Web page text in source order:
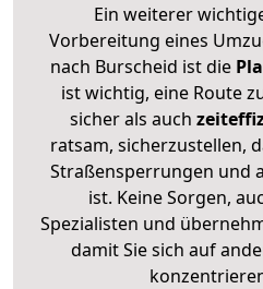
Ein weiterer
Vorbereitung eines
nach Burscheid ist die
ist wichtig, eine Route
sicher als auch
ratsam, sicherzustellen,
Straßensperrungen und
ist. Keine Sorgen,
Spezialisten und
damit Sie sich auf